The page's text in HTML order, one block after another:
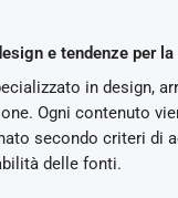
e tendenze per la
in design,
Ogni contenuto
secondo criteri di
delle fonti.